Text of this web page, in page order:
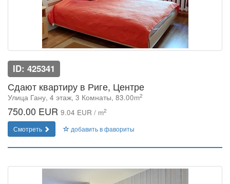
ID: 425341
Сдают квартиру в Риге, Центре
Улица Гану, 4 этаж, 3 Комнаты, 83.00m2
750.00 EUR 9.04 EUR / m2
Смотреть добавить в фавориты